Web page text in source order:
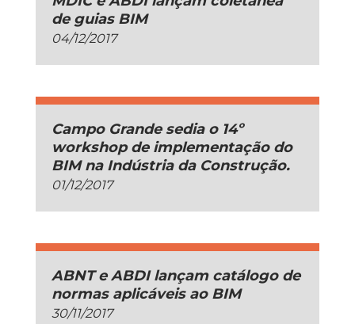
de guias BIM
04/12/2017
Campo Grande sedia o 14º
workshop de implementação do
BIM na Indústria da Construção.
01/12/2017
ABNT e ABDI lançam catálogo de
normas aplicáveis ao BIM
30/11/2017